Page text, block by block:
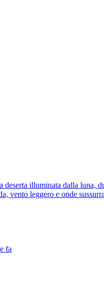
deserta illuminata dalla
vento leggero e onde
fa